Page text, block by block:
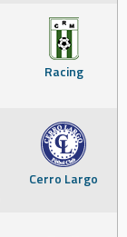
Racing
Cerro Largo